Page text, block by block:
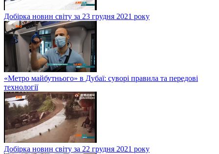
Добірка новин світу за 23 грудня 2021 року
«Метро майбутнього» в Дубаї: суворі правила та передові
технології
Добірка новин світу за 22 грудня 2021 року